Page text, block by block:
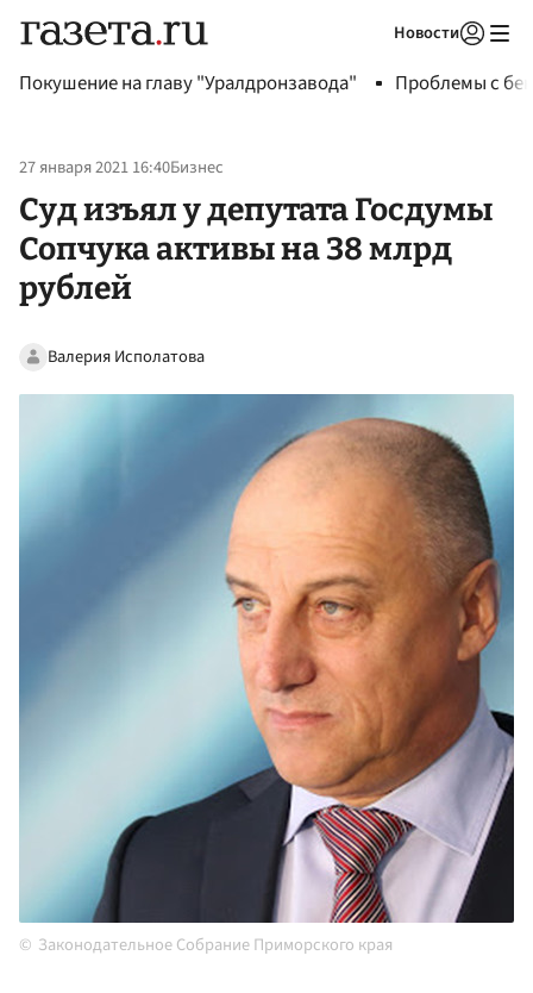
Новости
Покушение на главу "Уралдронзавода" Проблемы с
27 января 2021 16:40Бизнес
Суд изъял у депутата Госдумы
Сопчука активы на 38 млрд
рублей
Валерия Исполатова
Законодательное Собрание Приморского края